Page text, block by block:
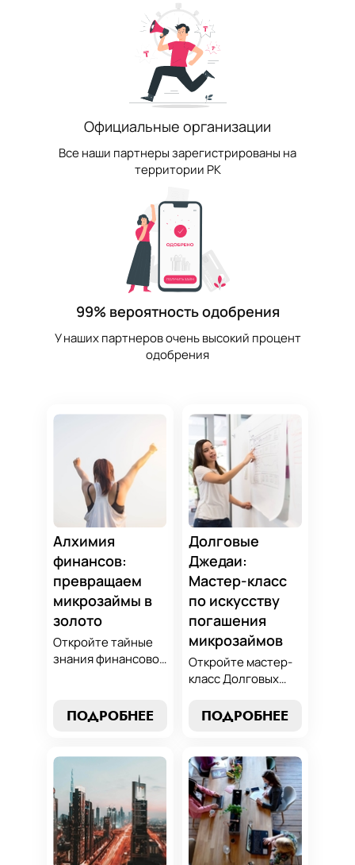
Официальные организации
Все наши партнеры зарегистрированы на
территории РК
99% вероятность одобрения
У наших партнеров очень высокий процент
одобрения
Алхимия
финансов:
превращаем
микрозаймы в
золото
Откройте тайные
знания финансовой
превращать
обязательства по
золотые
возможности.
Погрузитесь в мир
умного управления
долгами с нашим
практическим
руководством.
ПОДРОБНЕЕ
Долговые
Джедаи:
Мастер-класс
по искусству
погашения
микрозаймов
Откройте мастер-
класс Долговых
погашению
финансового
равновесия.
Узнайте, как
управлять долгами
и достичь
финансовой
ПОДРОБНЕЕ